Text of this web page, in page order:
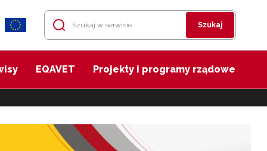
Szukaj
EQAVET Projekty i programy rządowe